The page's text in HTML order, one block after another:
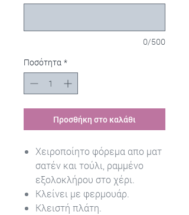
0/500
Ποσότητα *
Προσθήκη στο καλάθι
Χειροποίητο φόρεμα απο ματ
σατέν και τούλι, ραμμένο
εξολοκλήρου στο χέρι.
Κλείνει με φερμουάρ.
Κλειστή πλάτη.